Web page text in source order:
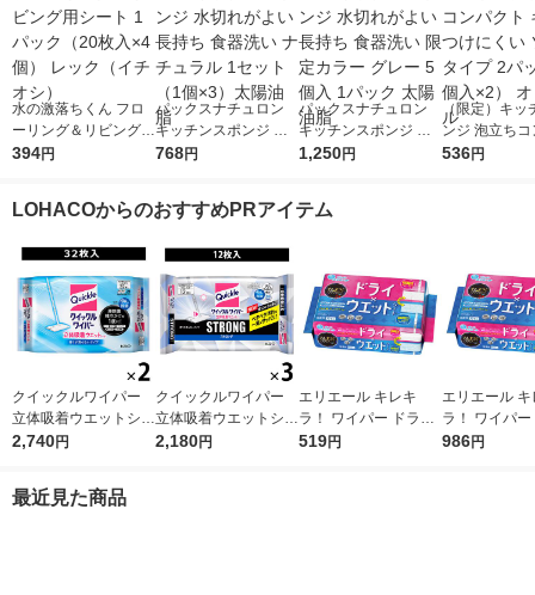
水の激落ちくん フロ
ーリング＆リビング用
シート 1パック（20枚
394円
パックスナチュロン
キッチンスポンジ 水
切れがよい 長持ち 食
油脂
768円
パックスナチュロン
キッチンスポンジ 水
切れがよい 長持ち 食
陽油脂
1,250円
（限定）キッ
ンジ 泡立ち
ト キズをつけ
536円
LOHACOからのおすすめPRアイテム
クイックルワイパー
立体吸着ウエットシー
ト 香り残らない 1セ
2,740円
クイックルワイパー
立体吸着ウエットシー
ト ストロング ガンコ
2,180円
エリエール キレキ
ラ！ ワイパー ドライ
×ウエットシート 1パ
519円
エリエール キ
ラ！ ワイパ
×ウエットシ
986円
最近見た商品